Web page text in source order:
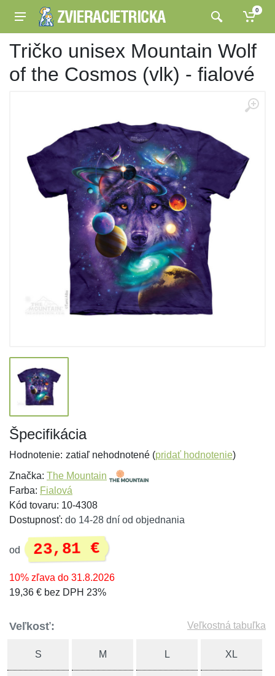
0
Tričko unisex Mountain Wolf
of the Cosmos (vlk) - fialové
Špecifikácia
Hodnotenie: zatiaľ nehodnotené (pridať hodnotenie)
Značka: The Mountain
Farba: Fialová
Kód tovaru: 10-4308
Dostupnosť: do 14-28 dní od objednania
od 23,81 €
10% zľava do 31.8.2026
19,36 € bez DPH 23%
Veľkosť: Veľkostná tabuľka
S M L XL